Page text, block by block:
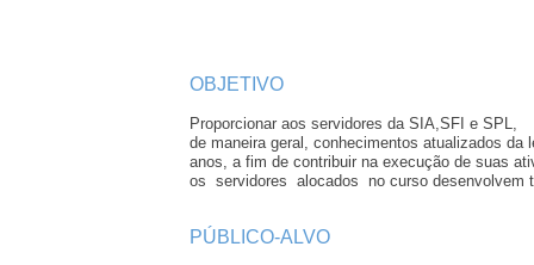
OBJETIVO
Proporcionar aos servidores da SIA,SFI e SPL,
de maneira geral, conhecimentos atualizados da
anos, a fim de contribuir na execução de suas
os servidores alocados no curso desenvolvem
PÚBLICO-ALVO